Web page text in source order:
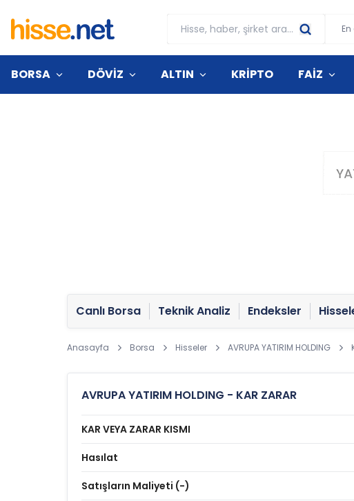
BORSA DÖVİZ ALTIN KRİPTO FAİZ
Canlı Borsa Teknik Analiz Endeksler
Anasayfa Borsa Hisseler AVRUPA YATIRIM HOLDING
AVRUPA YATIRIM HOLDING - KAR ZARAR
KAR VEYA ZARAR KISMI
Hasılat
Satışların Maliyeti (-)